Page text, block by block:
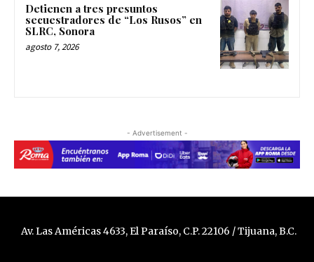
Detienen a tres presuntos
secuestradores de “Los Rusos” en
SLRC, Sonora
agosto 7, 2026
- Advertisement -
Av. Las Américas 4633, El Paraíso, C.P. 22106 / Tijuana, B.C.